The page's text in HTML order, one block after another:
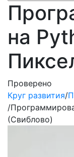
на
Проверено
Круг развития/
/
(Свиблово)